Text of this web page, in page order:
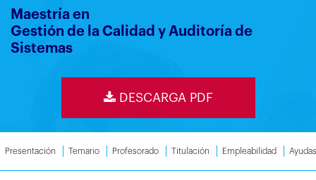
Maestría en
Gestión de la Calidad y Auditoría de
Sistemas
DESCARGA PDF
Presentación Temario Profesorado Titulación Empleabilidad Ayudas